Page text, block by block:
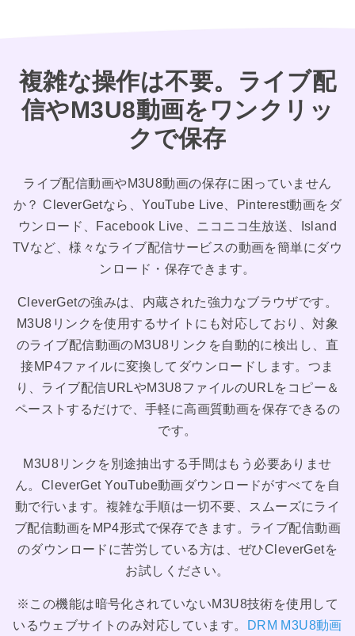
複雑な操作は不要。ライブ配
信やM3U8動画をワンクリッ
クで保存
ライブ配信動画やM3U8動画の保存に困っていません
か？ CleverGetなら、YouTube Live、Pinterest動画をダ
ウンロード、Facebook Live、ニコニコ生放送、Island
TVなど、様々なライブ配信サービスの動画を簡単にダウ
ンロード・保存できます。
CleverGetの強みは、内蔵された強力なブラウザです。
M3U8リンクを使用するサイトにも対応しており、対象
のライブ配信動画のM3U8リンクを自動的に検出し、直
接MP4ファイルに変換してダウンロードします。つま
り、ライブ配信URLやM3U8ファイルのURLをコピー＆
ペーストするだけで、手軽に高画質動画を保存できるの
です。
M3U8リンクを別途抽出する手間はもう必要ありませ
ん。CleverGet YouTube動画ダウンロードがすべてを自
動で行います。複雑な手順は一切不要、スムーズにライ
ブ配信動画をMP4形式で保存できます。ライブ配信動画
のダウンロードに苦労している方は、ぜひCleverGetを
お試しください。
※この機能は暗号化されていないM3U8技術を使用して
いるウェブサイトのみ対応しています。
DRM M3U8動画